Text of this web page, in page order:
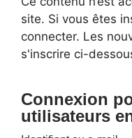
site. Si vous êtes
connecter. Les
s'inscrire ci-
Connexion
utilisateurs